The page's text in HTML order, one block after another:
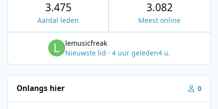
3.475
Aantal leden
3.082
Meest online
lemusicfreak
Nieuwste lid · 4 uur geleden4 u.
Onlangs hier 0